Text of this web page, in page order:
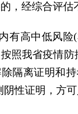
，经综合评
有高中低风险
照我省疫情
隔离证明和
阴性证明，方